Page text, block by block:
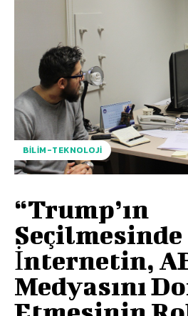
BILIM-TEKNOLOJI
“Trump’ın
Seçilmesinde
İnternetin,
Medyasını